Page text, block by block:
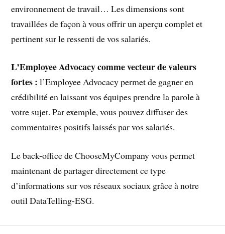
environnement de travail… Les dimensions sont
travaillées de façon à vous offrir un aperçu complet et
pertinent sur le ressenti de vos salariés.
L’Employee Advocacy comme vecteur de valeurs
fortes :l’Employee Advocacy permet de gagner en
crédibilité en laissant vos équipes prendre la parole à
votre sujet. Par exemple, vous pouvez diffuser des
commentaires positifs laissés par vos salariés.
Le back-office de ChooseMyCompany vous permet
maintenant de partager directement ce type
d’informations sur vos réseaux sociaux grâce à notre
outil DataTelling-ESG.